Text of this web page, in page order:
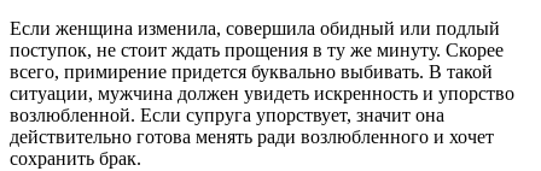
Если женщина изменила, совершила обидный или подлый
поступок, не стоит ждать прощения в ту же минуту. Скорее
всего, примирение придется буквально выбивать. В такой
ситуации, мужчина должен увидеть искренность и упорство
возлюбленной. Если супруга упорствует, значит она
действительно готова менять ради возлюбленного и хочет
сохранить брак.